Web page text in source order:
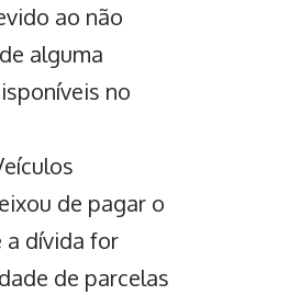
ao não
alguma
no
de pagar o
a dívida for
de parcelas